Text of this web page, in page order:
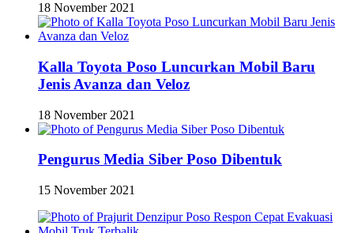
18 November 2021
Kalla Toyota Poso Luncurkan Mobil Baru
Jenis Avanza dan Veloz
18 November 2021
Pengurus Media Siber Poso Dibentuk
15 November 2021